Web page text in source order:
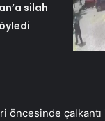
silah
öncesinde